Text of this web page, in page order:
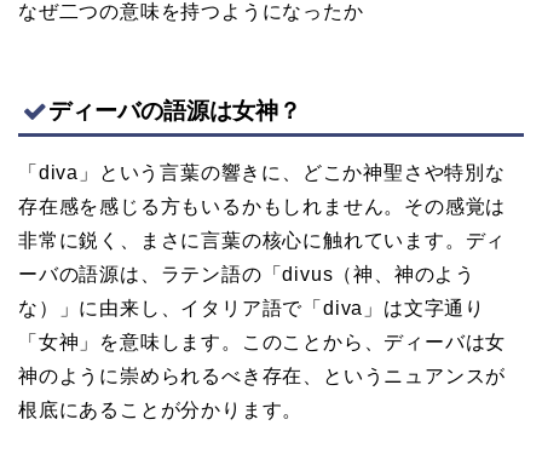
なぜ二つの意味を持つようになったか
ディーバの語源は女神？
「diva」という言葉の響きに、どこか神聖さや特別な
存在感を感じる方もいるかもしれません。その感覚は
非常に鋭く、まさに言葉の核心に触れています。ディ
ーバの語源は、ラテン語の「divus（神、神のよう
な）」に由来し、イタリア語で「diva」は文字通り
「女神」を意味します。このことから、ディーバは女
神のように崇められるべき存在、というニュアンスが
根底にあることが分かります。